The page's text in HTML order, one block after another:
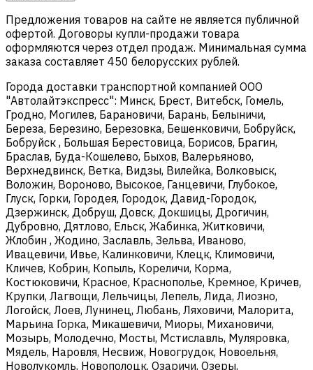
Предложения товаров на сайте не является публичной
офертой. Договоры купли-продажи товара
оформляются через отдел продаж. Минимальная сумма
заказа составляет 450 белорусских рублей.
Города доставки транспортной компанией ООО
"Автолайтэкспресс": Минск, Брест, Витебск, Гомель,
Гродно, Могилев, Барановичи, Барань, Белыничи,
Береза, Березино, Березовка, Бешенковичи, Бобруйск,
Бобруйск , Большая Берестовица, Борисов, Брагин,
Браслав, Буда-Кошелево, Быхов, Валерьяново,
Верхнедвинск, Ветка, Видзы, Вилейка, Волковыск,
Воложин, Вороново, Высокое, Ганцевичи, Глубокое,
Глуск, Горки, Городея, Городок, Давид-Городок,
Дзержинск, Добруш, Довск, Докшицы, Дрогичин,
Дубровно, Дятлово, Ельск, Жабинка, Житковичи,
Жлобин , Жодино, Заславль, Зельва, Иваново,
Ивацевичи, Ивье, Калинковичи, Клецк, Климовичи,
Кличев, Кобрин, Копыль, Кореличи, Корма,
Костюковичи, Красное, Краснополье, Кремное, Кричев,
Крупки, Лагвощи, Лельчицы, Лепель, Лида, Лиозно,
Логойск, Лоев, Лунинец, Любань, Ляховичи, Малорита,
Марьина Горка, Микашевичи, Миоры, Михановичи,
Мозырь, Молодечно, Мосты, Мстиславль, Муляровка,
Мядель, Наровля, Несвиж, Новогрудок, Новоельня,
Новолукомль, Новополоцк, Озаричи, Озеры,